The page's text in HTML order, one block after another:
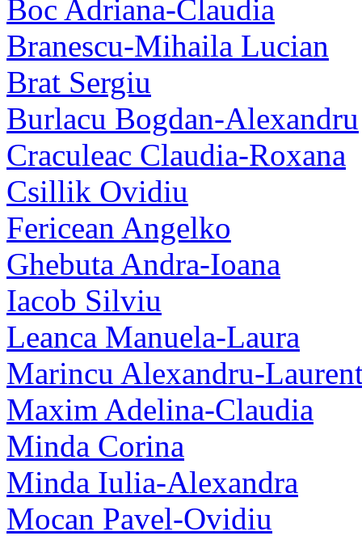
Boc Adriana-Claudia
Branescu-Mihaila Lucian
Brat Sergiu
Burlacu Bogdan-Alexandru
Craculeac Claudia-Roxana
Csillik Ovidiu
Fericean Angelko
Ghebuta Andra-Ioana
Iacob Silviu
Leanca Manuela-Laura
Marincu Alexandru-
Maxim Adelina-Claudia
Minda Corina
Minda Iulia-Alexandra
Mocan Pavel-Ovidiu